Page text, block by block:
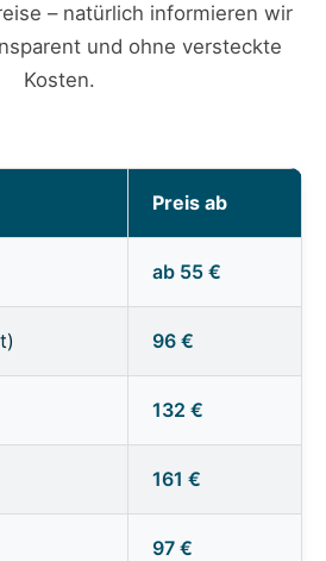
– natürlich informieren wir
und ohne versteckte
Kosten.
Preis ab
ab 55 €
96 €
132 €
161 €
97 €